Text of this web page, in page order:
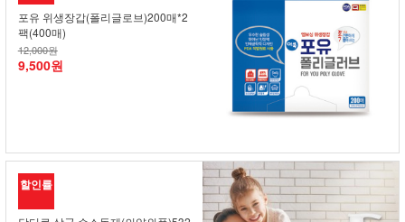
포유 위생장갑(폴리글로브)200매*2
팩(400매)
12,000원
9,500원
할인률